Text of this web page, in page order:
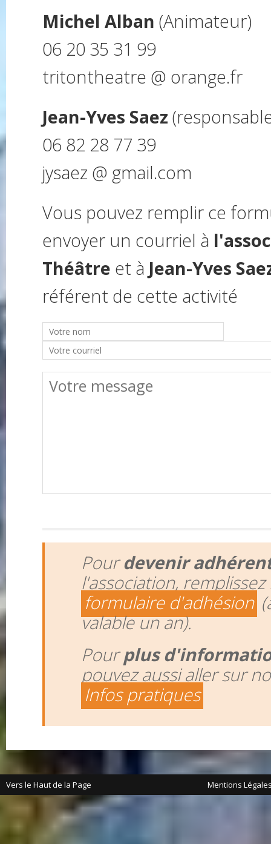
Michel Alban (Animateur)
06 20 35 31 99
tritontheatre @ orange.fr
Jean-Yves Saez
06 82 28 77 39
jysaez @ gmail.com
Vous pouvez remplir ce
envoyer un courriel à
Théâtre et à Jean-Yves
référent de cette activité
Pourdevenir
l'association, remplissez
formulaire d'adhésion
valable un an).
Pourplus
pouvez aussi aller sur
Infos pratiques
Vers le Haut de la Page Mentions